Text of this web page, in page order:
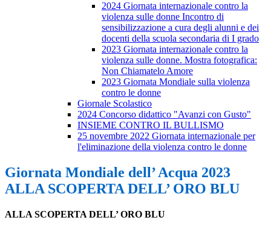
2024 Giornata internazionale contro la
violenza sulle donne Incontro di
sensibilizzazione a cura degli alunni e dei
docenti della scuola secondaria di I grado
2023 Giornata internazionale contro la
violenza sulle donne. Mostra fotografica:
Non Chiamatelo Amore
2023 Giornata Mondiale sulla violenza
contro le donne
Giornale Scolastico
2024 Concorso didattico "Avanzi con Gusto"
INSIEME CONTRO IL BULLISMO
25 novembre 2022 Giornata internazionale per
l'eliminazione della violenza contro le donne
Giornata Mondiale dell’ Acqua 2023
ALLA SCOPERTA DELL’ ORO BLU
ALLA SCOPERTA DELL’ ORO BLU